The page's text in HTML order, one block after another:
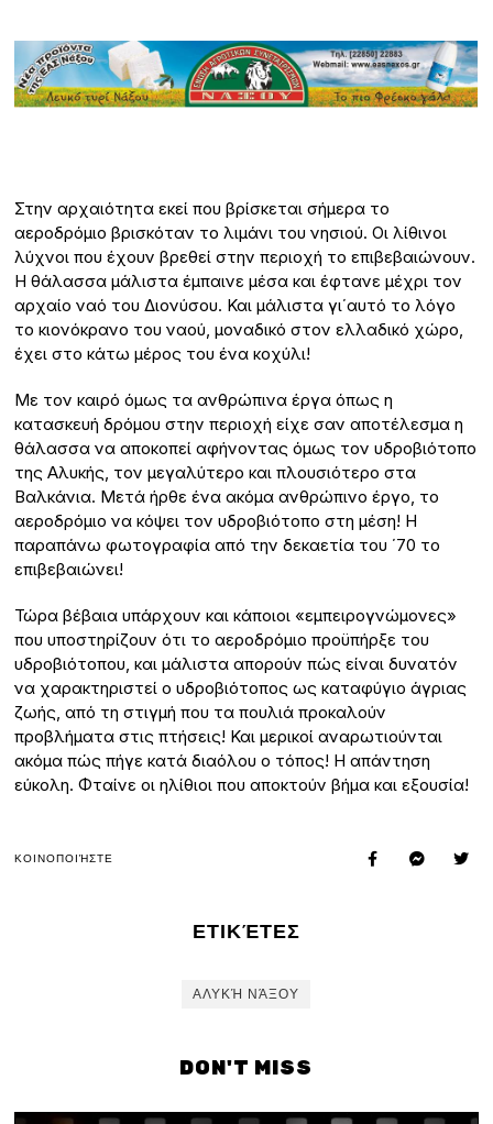
Στην αρχαιότητα εκεί που βρίσκεται σήμερα το
αεροδρόμιο βρισκόταν το λιμάνι του νησιού. Οι λίθινοι
λύχνοι που έχουν βρεθεί στην περιοχή το επιβεβαιώνουν.
Η θάλασσα μάλιστα έμπαινε μέσα και έφτανε μέχρι τον
αρχαίο ναό του Διονύσου. Και μάλιστα γι΄αυτό το λόγο
το κιονόκρανο του ναού, μοναδικό στον ελλαδικό χώρο,
έχει στο κάτω μέρος του ένα κοχύλι!
Με τον καιρό όμως τα ανθρώπινα έργα όπως η
κατασκευή δρόμου στην περιοχή είχε σαν αποτέλεσμα η
θάλασσα να αποκοπεί αφήνοντας όμως τον υδροβιότοπο
της Αλυκής, τον μεγαλύτερο και πλουσιότερο στα
Βαλκάνια. Μετά ήρθε ένα ακόμα ανθρώπινο έργο, το
αεροδρόμιο να κόψει τον υδροβιότοπο στη μέση! Η
παραπάνω φωτογραφία από την δεκαετία του ΄70 το
επιβεβαιώνει!
Τώρα βέβαια υπάρχουν και κάποιοι «εμπειρογνώμονες»
που υποστηρίζουν ότι το αεροδρόμιο προϋπήρξε του
υδροβιότοπου, και μάλιστα απορούν πώς είναι δυνατόν
να χαρακτηριστεί ο υδροβιότοπος ως καταφύγιο άγριας
ζωής, από τη στιγμή που τα πουλιά προκαλούν
προβλήματα στις πτήσεις! Και μερικοί αναρωτιούνται
ακόμα πώς πήγε κατά διαόλου ο τόπος! Η απάντηση
εύκολη. Φταίνε οι ηλίθιοι που αποκτούν βήμα και εξουσία!
ΚΟΙΝΟΠΟΙΉΣΤΕ
ΕΤΙΚΈΤΕΣ
ΑΛΥΚΉ ΝΆΞΟΥ
DON'T MISS